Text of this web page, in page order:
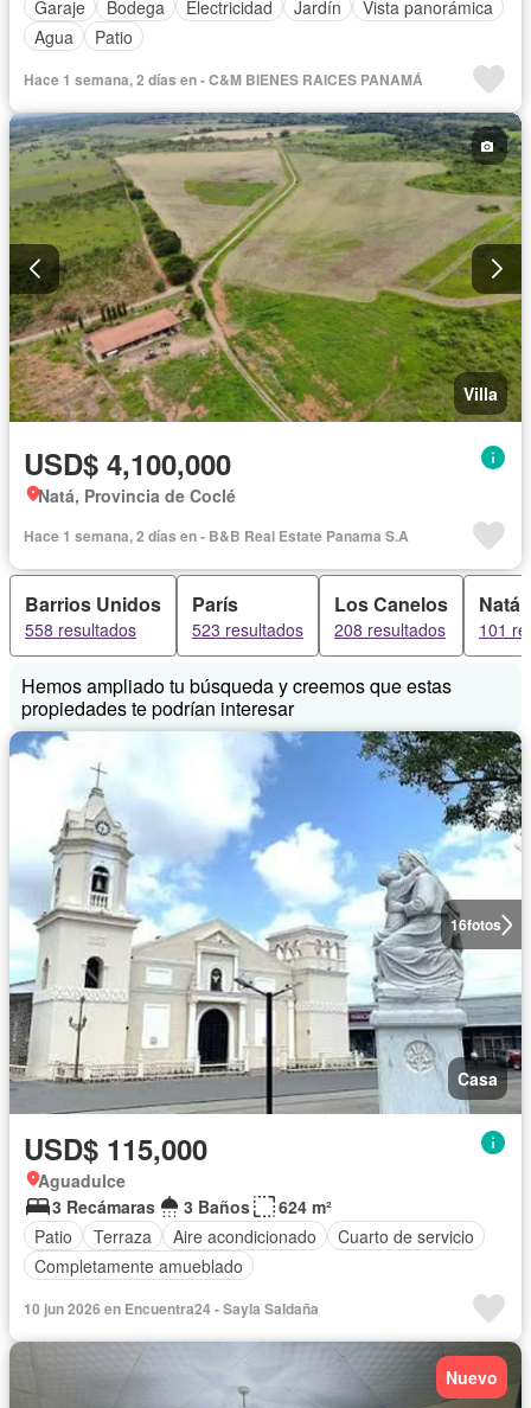
Garaje Bodega Electricidad Jardín
Vista panorámica
Agua
Patio
Hace 1 semana, 2 días en - C&M BIENES RAICES PANAMÁ
Villa
USD$ 4,100,000
Natá, Provincia de Coclé
Hace 1 semana, 2 días en - B&B Real Estate Panama S.A
Barrios Unidos
558 resultados
París
523 resultados
Los Canelos
208 resultados
Natá
101
Hemos ampliado tu búsqueda y creemos que estas
propiedades te podrían interesar
16fotos
Casa
USD$ 115,000
Aguadulce
3 Recámaras
3 Baños
624 m²
Patio
Terraza Aire acondicionado
Cuarto de servicio
Completamente amueblado
10 jun 2026 en Encuentra24 - Sayla Saldaña
Nuevo